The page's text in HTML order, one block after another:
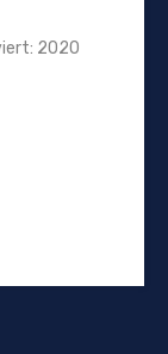
2020